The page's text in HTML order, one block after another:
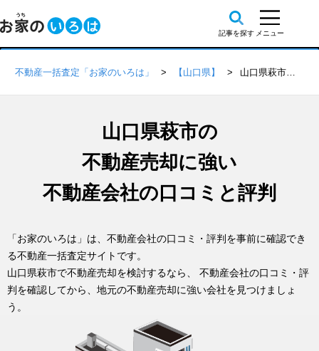
不動産一括査定「お家のいろは」 【山口県】 山口県萩市の不動産会社 口コミ・評判一覧
山口県萩市の
不動産売却に強い
不動産会社の口コミと評判
「お家のいろは」は、不動産会社の口コミ・評判を事前に確認でき
る不動産一括査定サイトです。
山口県萩市で不動産売却を検討するなら、 不動産会社の口コミ・評
判を確認してから、地元の不動産売却に強い会社を見つけましょ
う。